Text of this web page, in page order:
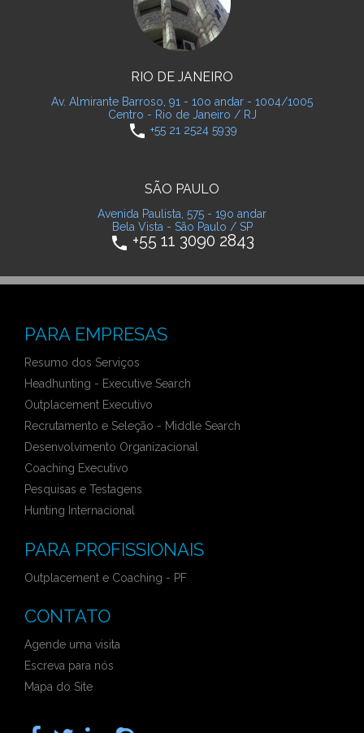
RIO DE JANEIRO
Av. Almirante Barroso, 91 - 10o andar - 1004/1005
Centro - Rio de Janeiro / RJ
phone +55 21 2524 5939
SÃO PAULO
Avenida Paulista, 575 - 19o andar
Bela Vista - São Paulo / SP
phone +55 11 3090 2843
PARA EMPRESAS
Resumo dos Serviços
Headhunting - Executive Search
Outplacement Executivo
Recrutamento e Seleção - Middle Search
Desenvolvimento Organizacional
Coaching Executivo
Pesquisas e Testagens
Hunting Internacional
PARA PROFISSIONAIS
Outplacement e Coaching - PF
CONTATO
Agende uma visita
Escreva para nós
Mapa do Site